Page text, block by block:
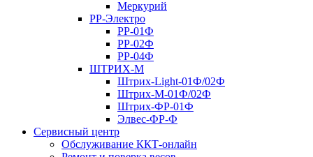
Меркурий
РР-Электро
РР-01Ф
РР-02Ф
РР-04Ф
ШТРИХ-М
Штрих-Light-01Ф/02Ф
Штрих-М-01Ф/02Ф
Штрих-ФР-01Ф
Элвес-ФР-Ф
Сервисный центр
Обслуживание ККТ-онлайн